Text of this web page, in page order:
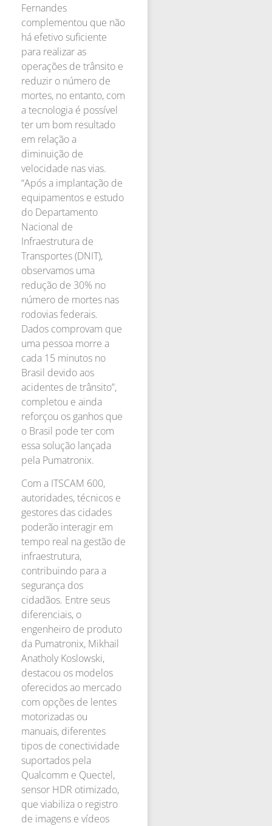
Fernandes
complementou que não
há efetivo suficiente
para realizar as
operações de trânsito e
reduzir o número de
mortes, no entanto, com
a tecnologia é possível
ter um bom resultado
em relação a
diminuição de
velocidade nas vias.
“Após a implantação de
equipamentos e estudo
do Departamento
Nacional de
Infraestrutura de
Transportes (DNIT),
observamos uma
redução de 30% no
número de mortes nas
rodovias federais.
Dados comprovam que
uma pessoa morre a
cada 15 minutos no
Brasil devido aos
acidentes de trânsito”,
completou e ainda
reforçou os ganhos que
o Brasil pode ter com
essa solução lançada
pela Pumatronix.
Com a ITSCAM 600,
autoridades, técnicos e
gestores das cidades
poderão interagir em
tempo real na gestão de
infraestrutura,
contribuindo para a
segurança dos
cidadãos. Entre seus
diferenciais, o
engenheiro de produto
da Pumatronix, Mikhail
Anatholy Koslowski,
destacou os modelos
oferecidos ao mercado
com opções de lentes
motorizadas ou
manuais, diferentes
tipos de conectividade
suportados pela
Qualcomm e Quectel,
sensor HDR otimizado,
que viabiliza o registro
de imagens e vídeos